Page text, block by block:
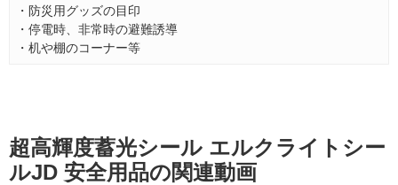
・防災用グッズの目印
・停電時、非常時の避難誘導
・机や棚のコーナー等
超高輝度蓄光シール エルクライトシー
ルJD 安全用品の関連動画